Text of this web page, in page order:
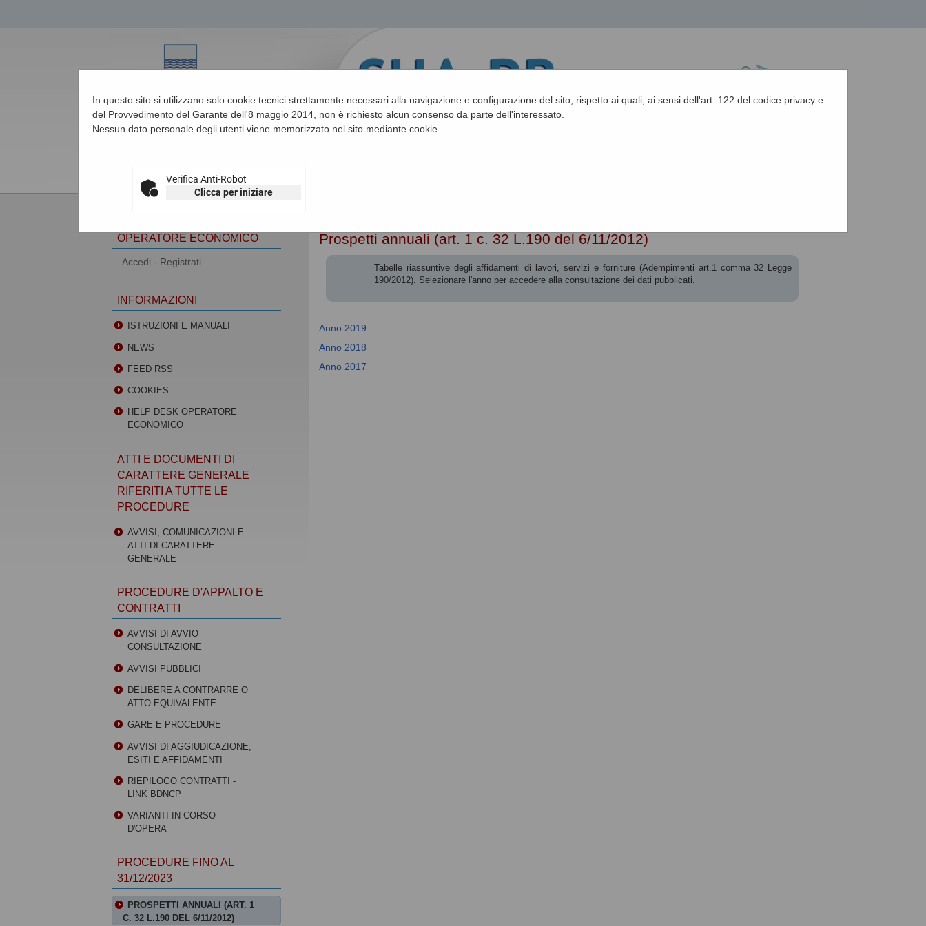
In questo sito si utilizzano solo cookie tecnici strettamente necessari alla navigazione e configurazione del sito, rispetto ai quali, ai sensi dell'art. 122 del codice privacy e
del Provvedimento del Garante dell'8 maggio 2014, non è richiesto alcun consenso da parte dell'interessato.
Nessun dato personale degli utenti viene memorizzato nel sito mediante cookie.
Verifica Anti-Robot
Clicca per iniziare
Prospetti annuali (art. 1 c. 32 L.190 del 6/11/2012)
Tabelle riassuntive degli affidamenti di lavori, servizi e forniture (Adempimenti art.1 comma 32 Legge
190/2012). Selezionare l'anno per accedere alla consultazione dei dati pubblicati.
Anno 2019
Anno 2018
Anno 2017
OPERATORE ECONOMICO
Accedi - Registrati
INFORMAZIONI
ISTRUZIONI E MANUALI
NEWS
FEED RSS
COOKIES
HELP DESK OPERATORE
ECONOMICO
ATTI E DOCUMENTI DI
CARATTERE GENERALE
RIFERITI A TUTTE LE
PROCEDURE
AVVISI, COMUNICAZIONI E
ATTI DI CARATTERE
GENERALE
PROCEDURE D'APPALTO E
CONTRATTI
AVVISI DI AVVIO
CONSULTAZIONE
AVVISI PUBBLICI
DELIBERE A CONTRARRE O
ATTO EQUIVALENTE
GARE E PROCEDURE
AVVISI DI AGGIUDICAZIONE,
ESITI E AFFIDAMENTI
RIEPILOGO CONTRATTI -
LINK BDNCP
VARIANTI IN CORSO
D'OPERA
PROCEDURE FINO AL
31/12/2023
PROSPETTI ANNUALI (ART. 1
C. 32 L.190 DEL 6/11/2012)